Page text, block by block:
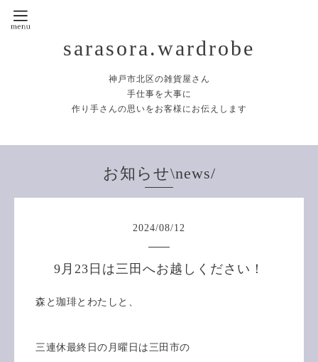
sarasora.wardrobe
神戸市北区の雑貨屋さん
手仕事を大事に
作り手さんの思いをお客様にお伝えします
お知らせ\news/
2024/08/12
9月23日は三田へお越しください！
森と珈琲とわたしと、
三連休最終日の月曜日は三田市の